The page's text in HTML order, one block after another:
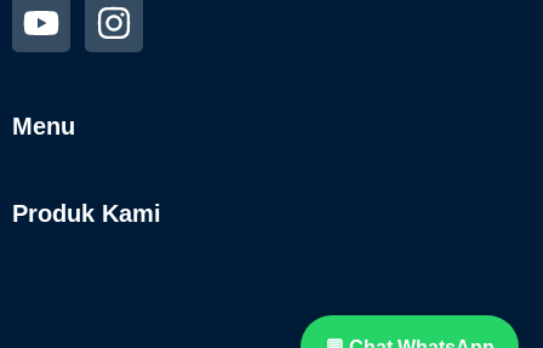
Menu
Produk Kami